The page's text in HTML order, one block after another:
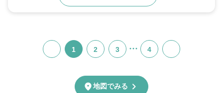
1 2 3 … 4
location_on地図でみる chevron_right